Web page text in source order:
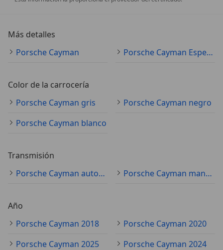
Más detalles
Porsche Cayman
Porsche Cayman Especificaciones técnicas
Color de la carrocería
Porsche Cayman gris
Porsche Cayman negro
Porsche Cayman blanco
Transmisión
Porsche Cayman automático
Porsche Cayman manual
Año
Porsche Cayman 2018
Porsche Cayman 2020
Porsche Cayman 2025
Porsche Cayman 2024